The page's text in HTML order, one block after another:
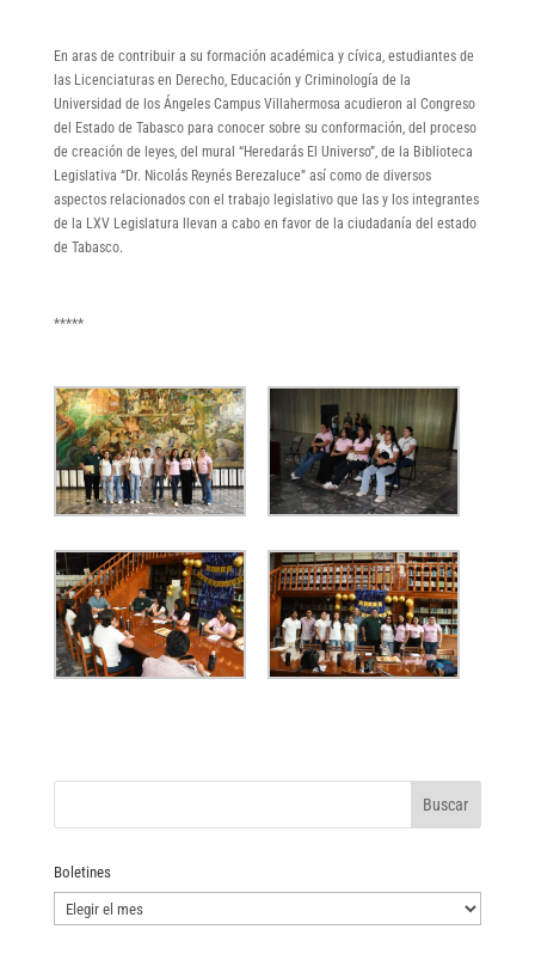
En aras de contribuir a su formación académica y cívica, estudiantes de
las Licenciaturas en Derecho, Educación y Criminología de la
Universidad de los Ángeles Campus Villahermosa acudieron al Congreso
del Estado de Tabasco para conocer sobre su conformación, del proceso
de creación de leyes, del mural “Heredarás El Universo”, de la Biblioteca
Legislativa “Dr. Nicolás Reynés Berezaluce” así como de diversos
aspectos relacionados con el trabajo legislativo que las y los integrantes
de la LXV Legislatura llevan a cabo en favor de la ciudadanía del estado
de Tabasco.
*****
Boletines
Boletines